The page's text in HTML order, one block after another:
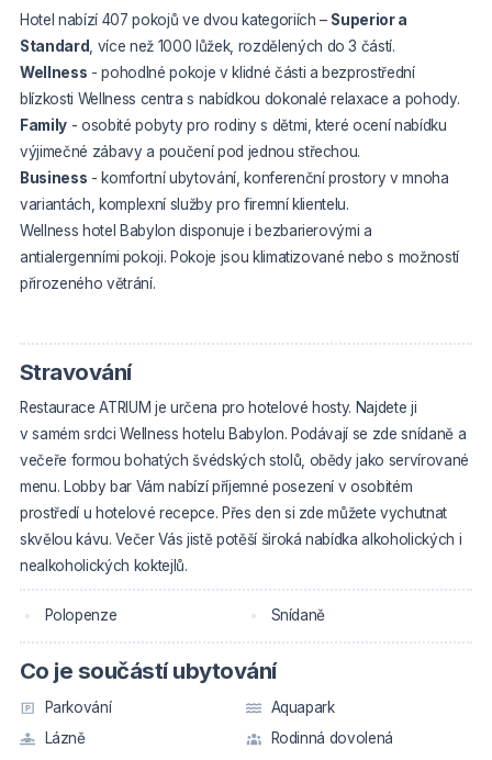
Hotel nabízí 407 pokojů ve dvou kategoriích – Superior a
Standard, více než 1000 lůžek, rozdělených do 3 částí.
Wellness - pohodlné pokoje v klidné části a bezprostřední
blízkosti Wellness centra s nabídkou dokonalé relaxace a pohody.
Family- osobité pobyty pro rodiny s dětmi, které ocení nabídku
výjimečné zábavy a poučení pod jednou střechou.
Business - komfortní ubytování, konferenční prostory v mnoha
variantách, komplexní služby pro firemní klientelu.
Wellness hotel Babylon disponuje i bezbarierovými a
antialergenními pokoji. Pokoje jsou klimatizované nebo s možností
přirozeného větrání.
Stravování
Restaurace ATRIUM je určena pro hotelové hosty. Najdete ji
v samém srdci Wellness hotelu Babylon. Podávají se zde snídaně a
večeře formou bohatých švédských stolů, obědy jako servírované
menu. Lobby bar Vám nabízí příjemné posezení v osobitém
prostředí u hotelové recepce. Přes den si zde můžete vychutnat
skvělou kávu. Večer Vás jistě potěší široká nabídka alkoholických i
nealkoholických koktejlů.
Polopenze Snídaně
Co je součástí ubytování
Parkování
Aquapark
Lázně
Rodinná dovolená